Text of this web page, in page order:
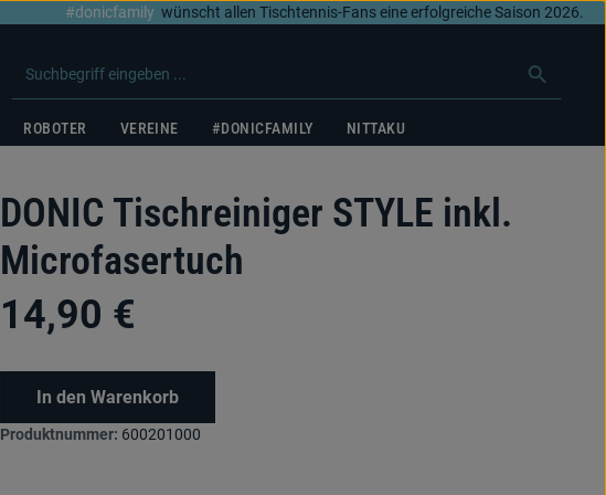
#donicfamily wünscht allen Tischtennis-Fans eine erfolgreiche Saison 2026.
ROBOTER VEREINE #DONICFAMILY NITTAKU
DONIC Tischreiniger STYLE inkl.
Microfasertuch
14,90 €
In den Warenkorb
Produktnummer: 600201000